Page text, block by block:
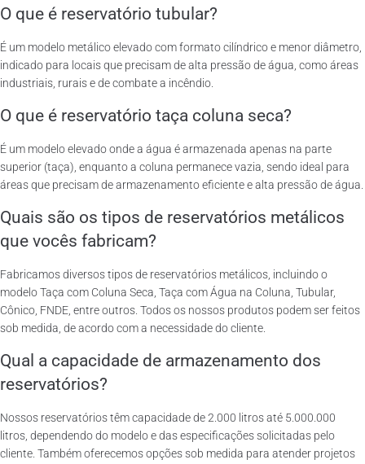
O que é reservatório tubular?
É um modelo metálico elevado com formato cilíndrico e menor diâmetro,
indicado para locais que precisam de alta pressão de água, como áreas
industriais, rurais e de combate a incêndio.
O que é reservatório taça coluna seca?
É um modelo elevado onde a água é armazenada apenas na parte
superior (taça), enquanto a coluna permanece vazia, sendo ideal para
áreas que precisam de armazenamento eficiente e alta pressão de água.
Quais são os tipos de reservatórios metálicos
que vocês fabricam?
Fabricamos diversos tipos de reservatórios metálicos, incluindo o
modelo Taça com Coluna Seca, Taça com Água na Coluna, Tubular,
Cônico, FNDE, entre outros. Todos os nossos produtos podem ser feitos
sob medida, de acordo com a necessidade do cliente.
Qual a capacidade de armazenamento dos
reservatórios?
Nossos reservatórios têm capacidade de 2.000 litros até 5.000.000
litros, dependendo do modelo e das especificações solicitadas pelo
cliente. Também oferecemos opções sob medida para atender projetos